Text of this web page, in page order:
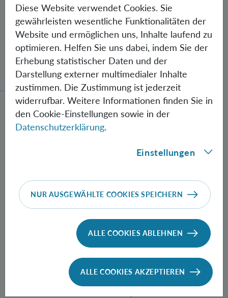
Gegen Fehler geschützte Quantenbits
verschränkt
Neue Methode zur Herstellung verschränkter
Neue Methode zur Herstellung
verschränkter Photonen­paare
Diese Website verwendet Cookies. Sie
gewährleisten wesentliche Funktionalitäten der
Website und ermöglichen uns, Inhalte laufend zu
optimieren. Helfen Sie uns dabei, indem Sie der
Erhebung statistischer Daten und der
Darstellung externer multimedialer Inhalte
zustimmen. Die Zustimmung ist jederzeit
widerrufbar. Weitere Informationen finden Sie in
den Cookie-Einstellungen sowie in der
Datenschutzerklärung.
Einstellungen
NUR AUSGEWÄHLTE COOKIES SPEICHERN
ALLE COOKIES ABLEHNEN
ALLE COOKIES AKZEPTIEREN